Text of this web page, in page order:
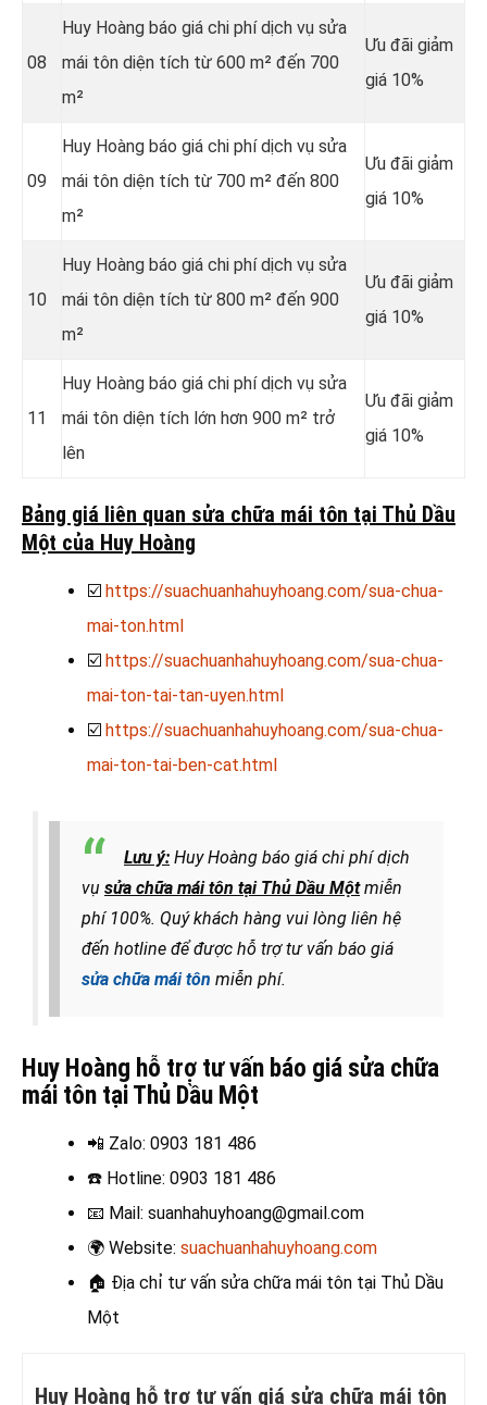
08
Huy Hoàng báo giá chi phí dịch vụ sửa
mái tôn diện tích từ 600 m² đến 700
m²
Ưu đãi giảm
giá 10%
09
Huy Hoàng báo giá chi phí dịch vụ sửa
mái tôn diện tích từ 700 m² đến 800
m²
Ưu đãi giảm
giá 10%
10
Huy Hoàng báo giá chi phí dịch vụ sửa
mái tôn diện tích từ 800 m² đến 900
m²
Ưu đãi giảm
giá 10%
11
Huy Hoàng báo giá chi phí dịch vụ sửa
mái tôn diện tích lớn hơn 900 m² trở
lên
Ưu đãi giảm
giá 10%
Bảng giá liên quan sửa chữa mái tôn tại Thủ Dầu
Một của Huy Hoàng
☑️ https://suachuanhahuyhoang.com/sua-chua-
mai-ton.html
☑️ https://suachuanhahuyhoang.com/sua-chua-
mai-ton-tai-tan-uyen.html
☑️ https://suachuanhahuyhoang.com/sua-chua-
mai-ton-tai-ben-cat.html
Lưu ý: Huy Hoàng báo giá chi phí dịch
vụ sửa chữa mái tôn tại Thủ Dầu Mộtmiễn
phí 100%. Quý khách hàng vui lòng liên hệ
đến hotline để được hỗ trợ tư vấn báo giá
sửa chữa mái tôn miễn phí.
Huy Hoàng hỗ trợ tư vấn báo giá sửa chữa
mái tôn tại Thủ Dầu Một
📲 Zalo: 0903 181 486
☎️ Hotline: 0903 181 486
📧 Mail: suanhahuyhoang@gmail.com
🌍 Website: suachuanhahuyhoang.com
🏠 Địa chỉ tư vấn sửa chữa mái tôn tại Thủ Dầu
Một
Huy Hoàng hỗ trợ tư vấn giá sửa chữa mái tôn